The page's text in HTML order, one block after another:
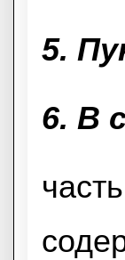
5.
6. В